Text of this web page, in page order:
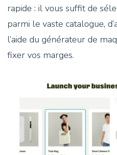
rapide : il vous suffit de
parmi le vaste catalogue,
l’aide du générateur de
fixer vos marges.